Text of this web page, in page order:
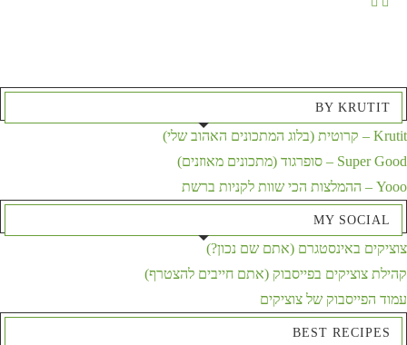
BY KRUTIT
Krutit – קרוטית (בלוג המתכונים האהוב שלי)
Super Good – סופרגוד (מתכונים מאוזנים)
Yooo – ההמלצות הכי שוות לקניות ברשת
MY SOCIAL
צוציקים באינסטגרם (אתם שם נכון?)
קהילת צוציקים בפייסבוק (אתם חייבים להצטרף)
עמוד הפייסבוק של צוציקים
BEST RECIPES